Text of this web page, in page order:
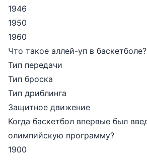
1946
1950
1960
Что такое аллей-уп в баскетболе?
Тип передачи
Тип броска
Тип дриблинга
Защитное движение
Когда баскетбол впервые был
олимпийскую программу?
1900